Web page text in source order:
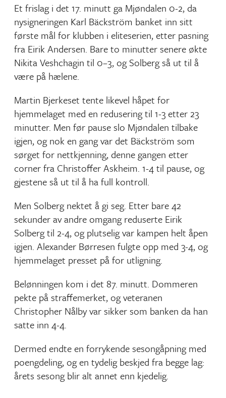
Et frislag i det 17. minutt ga Mjøndalen 0-2, da
nysigneringen Karl Bäckström banket inn sitt
første mål for klubben i eliteserien, etter pasning
fra Eirik Andersen. Bare to minutter senere økte
Nikita Veshchagin til 0–3, og Solberg så ut til å
være på hælene.
Martin Bjerkeset tente likevel håpet for
hjemmelaget med en redusering til 1-3 etter 23
minutter. Men før pause slo Mjøndalen tilbake
igjen, og nok en gang var det Bäckström som
sørget for nettkjenning, denne gangen etter
corner fra Christoffer Askheim. 1-4 til pause, og
gjestene så ut til å ha full kontroll.
Men Solberg nektet å gi seg. Etter bare 42
sekunder av andre omgang reduserte Eirik
Solberg til 2-4, og plutselig var kampen helt åpen
igjen. Alexander Børresen fulgte opp med 3-4, og
hjemmelaget presset på for utligning.
Belønningen kom i det 87. minutt. Dommeren
pekte på straffemerket, og veteranen
Christopher Nålby var sikker som banken da han
satte inn 4-4.
Dermed endte en forrykende sesongåpning med
poengdeling, og en tydelig beskjed fra begge lag:
årets sesong blir alt annet enn kjedelig.